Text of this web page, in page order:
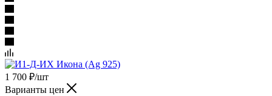
1 700 ₽/шт
Варианты цен